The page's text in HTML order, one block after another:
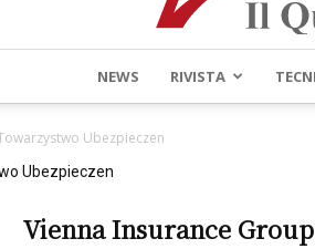
NEWS RIVISTA
Ubezpieczen
Ubezpieczen
Vienna Insurance